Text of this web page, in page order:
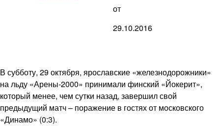
от
29.10.2016
В субботу, 29 октября, ярославские «железнодорожники»
на льду «Арены-2000» принимали финский «Йокерит»,
который менее, чем сутки назад, завершил свой
предыдущий матч – поражение в гостях от московского
«Динамо» (0:3).